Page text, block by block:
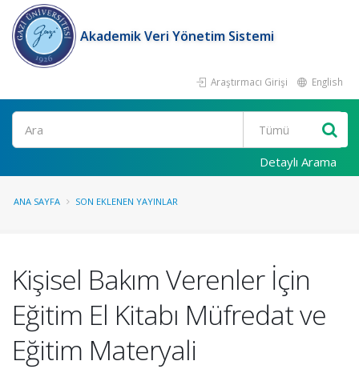
Akademik Veri Yönetim Sistemi
Araştırmacı Girişi English
Ara
Detaylı Arama
ANA SAYFA SON EKLENEN YAYINLAR
Kişisel Bakım Verenler İçin
Eğitim El Kitabı Müfredat ve
Eğitim Materyali